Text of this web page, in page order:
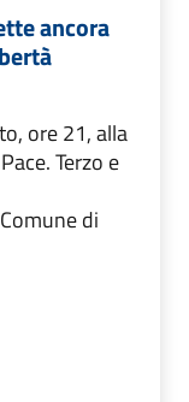
ancora
ore 21, alla
Terzo e
di